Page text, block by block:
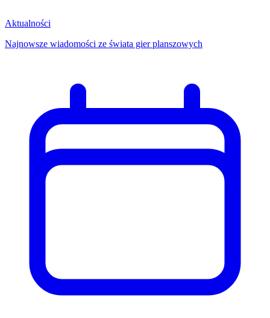
Aktualności
Najnowsze wiadomości ze świata gier planszowych